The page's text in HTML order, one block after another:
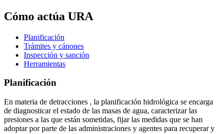
Cómo actúa URA
Planificación
Trámites y cánones
Inspección y sanción
Herramientas
Planificación
En materia de detracciones , la planificación hidrológica se encarga
de diagnosticar el estado de las masas de agua, caracterizar las
presiones a las que están sometidas, fijar las medidas que se han
adoptar por parte de las administraciones y agentes para recuperar y